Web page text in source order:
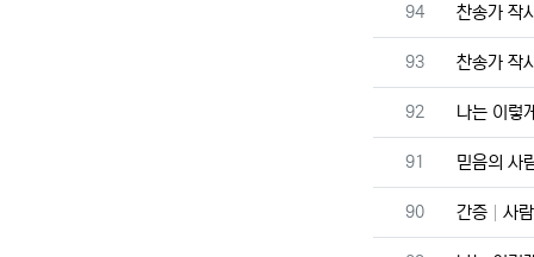
번호
94 찬송가 작
번호
93 찬송가 작
번호
92 나는 이렇
번호
91 믿음의 사
번호
90 간증 사